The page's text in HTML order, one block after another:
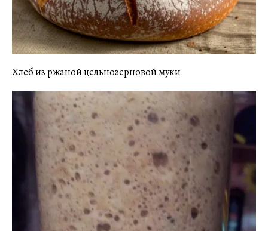
Хлеб из ржаной цельнозерновой муки